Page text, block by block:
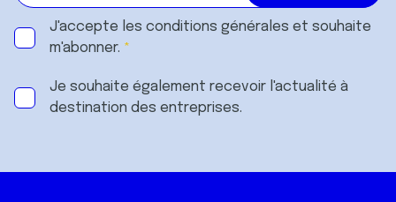
J'accepte les conditions générales et souhaite
m'abonner.
Je souhaite également recevoir l'actualité à
destination des entreprises.